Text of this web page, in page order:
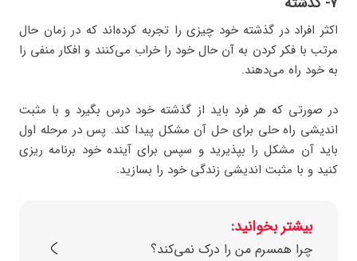
اکثر افراد در گذشته خود چیزی را تجربه کرده‌اند که در زمان حال
مرتب با فکر کردن به آن حال خود را خراب می‌کنند و افکار منفی را
به خود راه می‌دهند.
در صورتی که هر فرد باید از گذشته خود درس بگیرد و با مثبت
اندیشی راه حلی برای حل آن مشکل پیدا کند. پس در مرحله اول
باید آن مشکل را بپذیرید و سپس برای آینده خود برنامه ریزی
کنید و با مثبت اندیشی زندگی خود را بسازید.
بیشتر بخوانید:
چرا همسرم من را درک نمی‌کند؟